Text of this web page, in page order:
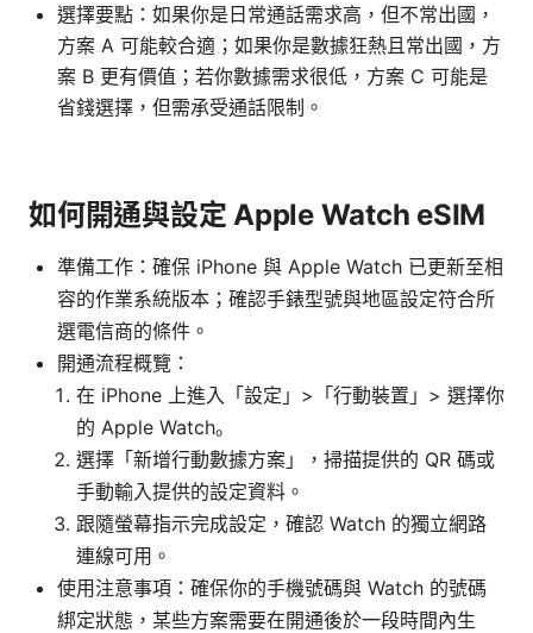
選擇要點：如果你是日常通話需求高，但不常出國，
方案 A 可能較合適；如果你是數據狂熱且常出國，方
案 B 更有價值；若你數據需求很低，方案 C 可能是
省錢選擇，但需承受通話限制。
如何開通與設定 Apple Watch eSIM
準備工作：確保 iPhone 與 Apple Watch 已更新至相
容的作業系統版本；確認手錶型號與地區設定符合所
選電信商的條件。
開通流程概覽：
在 iPhone 上進入「設定」>「行動裝置」> 選擇你
的 Apple Watch。
選擇「新增行動數據方案」，掃描提供的 QR 碼或
手動輸入提供的設定資料。
跟隨螢幕指示完成設定，確認 Watch 的獨立網路
連線可用。
使用注意事項：確保你的手機號碼與 Watch 的號碼
綁定狀態，某些方案需要在開通後於一段時間內生